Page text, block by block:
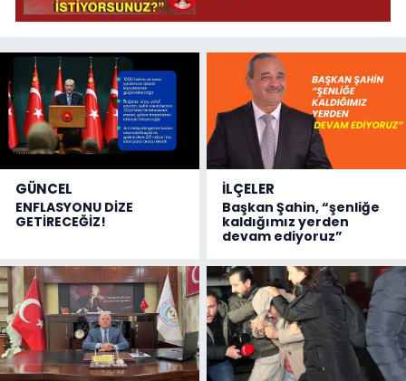
GÜNCEL
ENFLASYONU DİZE
GETİRECEĞİZ!
İLÇELER
Başkan Şahin, “şenliğe
kaldığımız yerden
devam ediyoruz”